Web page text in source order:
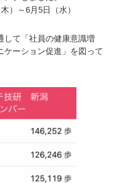
）～6月5日（水）
して「社員の健康意識増
ケーション促進」を図って